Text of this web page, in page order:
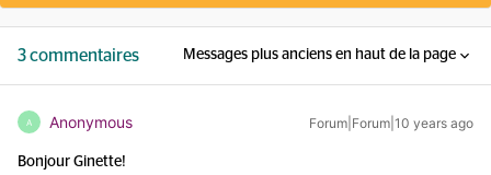
3 commentaires Messages plus anciens en haut de la page
A Anonymous Forum|Forum|10 years ago
Bonjour Ginette!